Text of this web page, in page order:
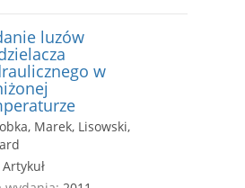
luzów
w
Marek, Lisowski,
Artykuł